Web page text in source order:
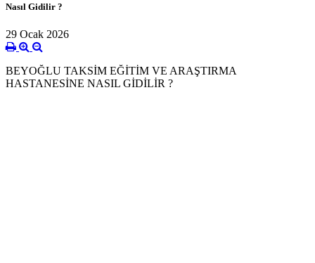
Nasıl Gidilir ?
29 Ocak 2026
BEYOĞLU TAKSİM EĞİTİM VE ARAŞTIRMA
HASTANESİNE NASIL GİDİLİR ?